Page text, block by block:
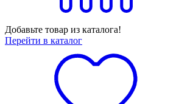
Добавьте товар из каталога!
Перейти в каталог